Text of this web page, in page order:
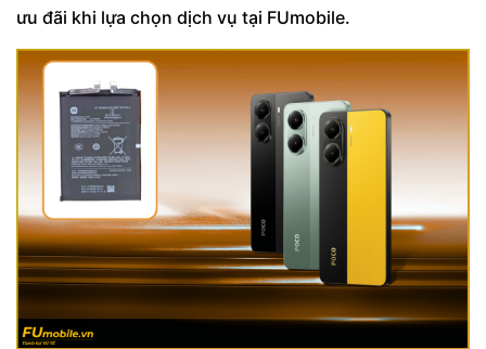
ưu đãi khi lựa chọn dịch vụ tại FUmobile.